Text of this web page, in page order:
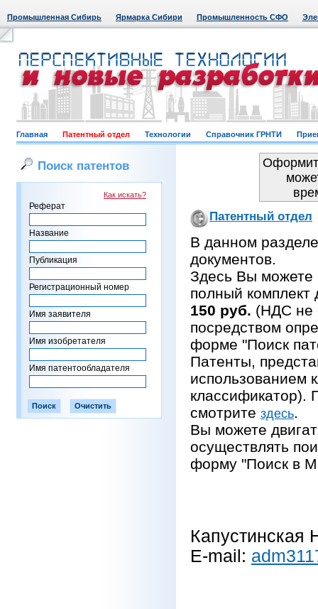
Промышленная Сибирь Ярмарка Сибири Промышленность СФО
Главная Патентный отдел Технологии Справочник ГРНТИ
Поиск патентов
Как искать?
Реферат
Название
Публикация
Регистрационный номер
Имя заявителя
Имя изобретателя
Имя патентообладателя
Патентный отдел
В данном
документов.
Здесь Вы можете
полный комплект
150 руб. (НДС не
посредством
форме "Поиск
Патенты,
использованием
классификатор).
смотрите здесь.
Вы можете
осуществлять
форму "Поиск в
Капустинская
E-mail: